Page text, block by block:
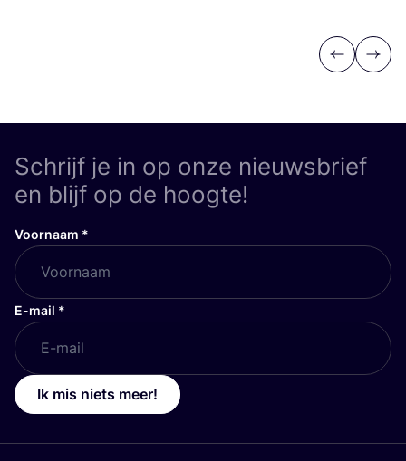
Previous
Next
Schrijf je in op onze nieuwsbrief
en blijf op de hoogte!
Voornaam *
E-mail *
Ik mis niets meer!